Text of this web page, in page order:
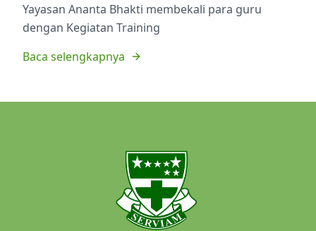
Yayasan Ananta Bhakti membekali para guru
dengan Kegiatan Training
Baca selengkapnya